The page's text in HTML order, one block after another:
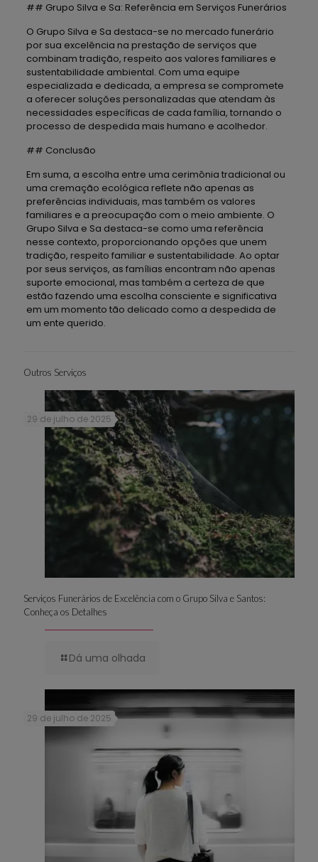
## Grupo Silva e Sa: Referência em Serviços Funerários
O Grupo Silva e Sa destaca-se no mercado funerário
por sua excelência na prestação de serviços que
combinam tradição, respeito aos valores familiares e
sustentabilidade ambiental. Com uma equipe
especializada e dedicada, a empresa se compromete
a oferecer soluções personalizadas que atendam às
necessidades específicas de cada família, tornando o
processo de despedida mais humano e acolhedor.
## Conclusão
Em suma, a escolha entre uma cerimônia tradicional ou
uma cremação ecológica reflete não apenas as
preferências individuais, mas também os valores
familiares e a preocupação com o meio ambiente. O
Grupo Silva e Sa destaca-se como uma referência
nesse contexto, proporcionando opções que unem
tradição, respeito familiar e sustentabilidade. Ao optar
por seus serviços, as famílias encontram não apenas
suporte emocional, mas também a certeza de que
estão fazendo uma escolha consciente e significativa
em um momento tão delicado como a despedida de
um ente querido.
Outros Serviços
29 de julho de 2025
Serviços Funerários de Excelência com o Grupo Silva e Santos:
Conheça os Detalhes
Dá uma olhada
29 de julho de 2025